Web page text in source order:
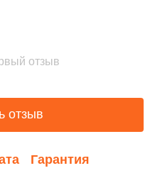
отзыв
отзыв
Гарантия